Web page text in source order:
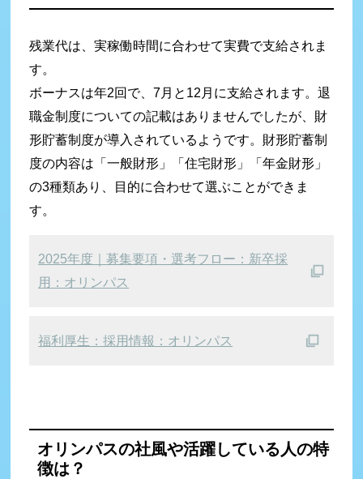
残業代は、実稼働時間に合わせて実費で支給されま
す。
ボーナスは年2回で、7月と12月に支給されます。退
職金制度についての記載はありませんでしたが、財
形貯蓄制度が導入されているようです。財形貯蓄制
度の内容は「一般財形」「住宅財形」「年金財形」
の3種類あり、目的に合わせて選ぶことができま
す。
2025年度｜募集要項・選考フロー：新卒採
用：オリンパス
福利厚生：採用情報：オリンパス
オリンパスの社風や活躍している人の特
徴は？